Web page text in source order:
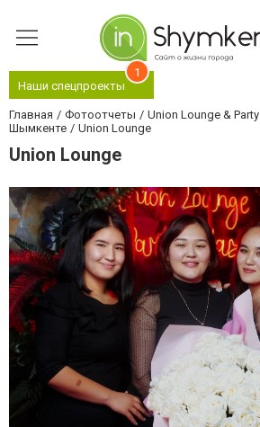
Наши спецпроекты
1
Главная Фотоотчеты
Union Lounge &
Шымкенте
Union Lounge
Union Lounge